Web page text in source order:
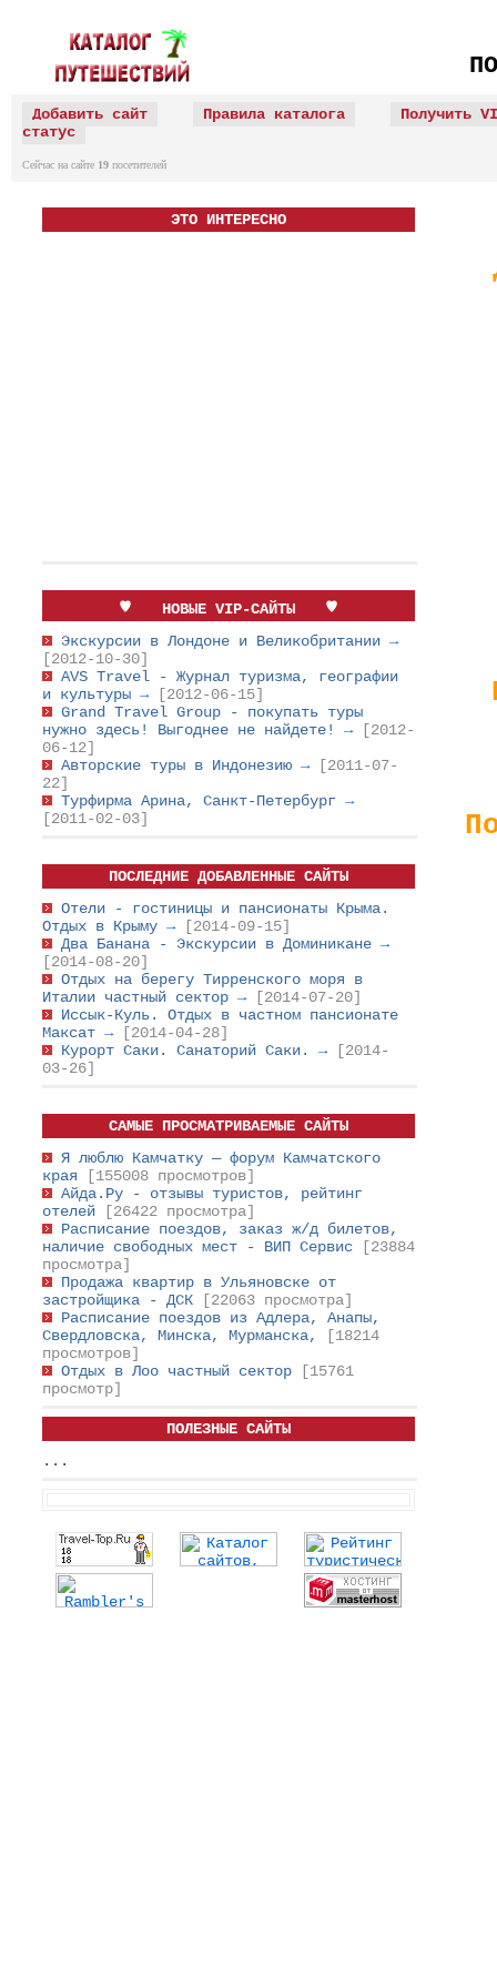
Добавить сайт Правила каталога
Получить
статус
Сейчас на сайте 19 посетителей
ЭТО ИНТЕРЕСНО
НОВЫЕ VIP-САЙТЫ
Экскурсии в Лондоне и Великобритании →
[2012-10-30]
AVS Travel - Журнал туризма, географии
и культуры →
[2012-06-15]
Grand Travel Group - покупать туры
нужно здесь! Выгоднее не найдете! →
[2012-
06-12]
Авторские туры в Индонезию →
[2011-07-
22]
Турфирма Арина, Санкт-Петербург →
[2011-02-03]
ПОСЛЕДНИЕ ДОБАВЛЕННЫЕ САЙТЫ
Отели - гостиницы и пансионаты Крыма.
Отдых в Крыму →
[2014-09-15]
Два Банана - Экскурсии в Доминикане →
[2014-08-20]
Отдых на берегу Тирренского моря в
Италии частный сектор →
[2014-07-20]
Иссык-Куль. Отдых в частном пансионате
Максат →
[2014-04-28]
Курорт Саки. Санаторий Саки. →
[2014-
03-26]
САМЫЕ ПРОСМАТРИВАЕМЫЕ САЙТЫ
Я люблю Камчатку — форум Камчатского
края
[155008 просмотров]
Айда.Ру - отзывы туристов, рейтинг
отелей
[26422 просмотра]
Расписание поездов, заказ ж/д билетов,
наличие свободных мест - ВИП Сервис
[23884
просмотра]
Продажа квартир в Ульяновске от
застройщика - ДСК
[22063 просмотра]
Расписание поездов из Адлера, Анапы,
Свердловска, Минска, Мурманска,
[18214
просмотров]
Отдых в Лоо частный сектор
[15761
просмотр]
ПОЛЕЗНЫЕ САЙТЫ
...